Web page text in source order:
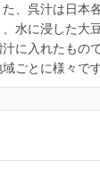
、呉汁は日本
、水に浸した大
汁に入れたもの
ごとに様々です